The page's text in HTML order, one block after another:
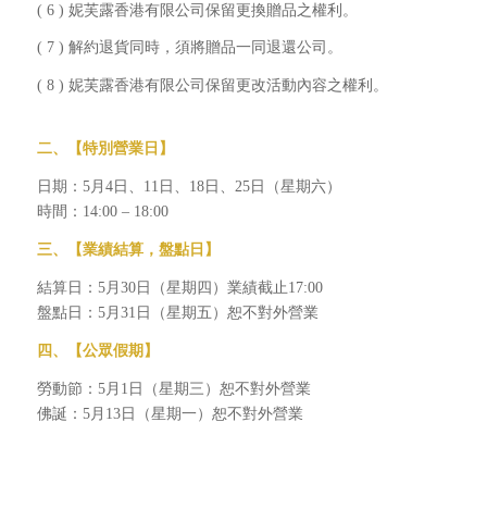
( 6 ) 妮芙露香港有限公司保留更換贈品之權利。
( 7 ) 解約退貨同時，須將贈品一同退還公司。
( 8 ) 妮芙露香港有限公司保留更改活動內容之權利。
二、 【特別營業日】
日期：5月4日、11日、18日、25日（星期六）
時間：14:00 – 18:00
三、 【業績結算，盤點日 】
結算日：5月30日（星期四）業績截止17:00
盤點日：5月31日（星期五）恕不對外營業
四、 【公眾假期 】
勞動節：5月1日（星期三）恕不對外營業
佛誕：5月13日（星期一）恕不對外營業